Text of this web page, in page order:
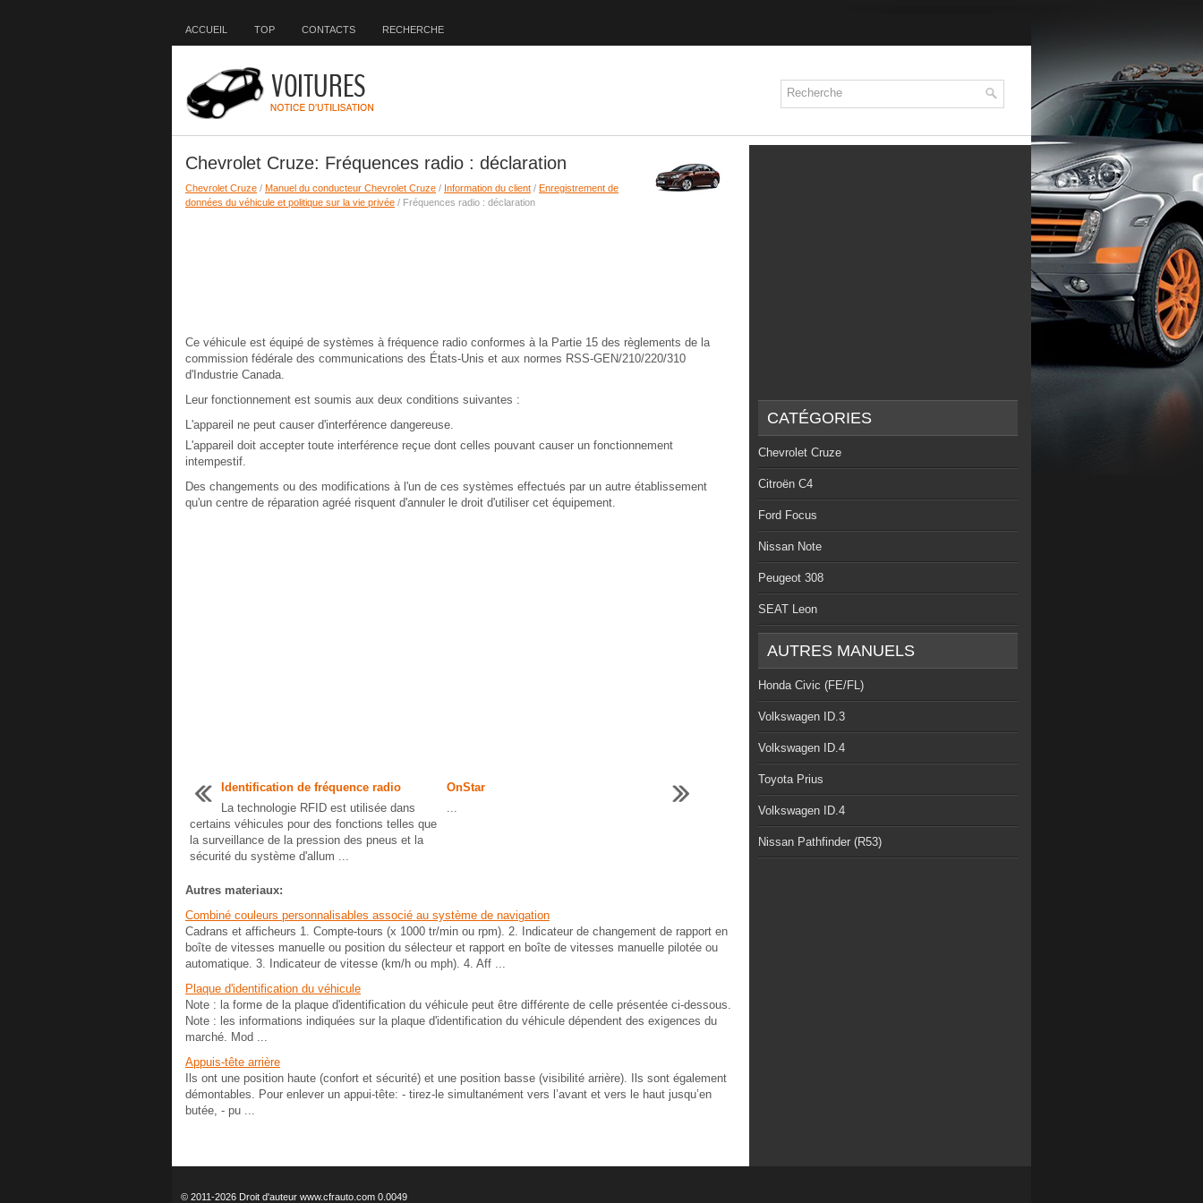
ACCUEIL TOP CONTACTS RECHERCHE
Chevrolet Cruze: Fréquences radio : déclaration
Chevrolet Cruze / Manuel du conducteur Chevrolet Cruze / Information du client / Enregistrement de
données du véhicule et politique sur la vie privée / Fréquences radio : déclaration
Ce véhicule est équipé de systèmes à fréquence radio conformes à la Partie 15 des règlements de la
commission fédérale des communications des États-Unis et aux normes RSS-GEN/210/220/310
d'Industrie Canada.
Leur fonctionnement est soumis aux deux conditions suivantes :
L'appareil ne peut causer d'interférence dangereuse.
L'appareil doit accepter toute interférence reçue dont celles pouvant causer un fonctionnement
intempestif.
Des changements ou des modifications à l'un de ces systèmes effectués par un autre établissement
qu'un centre de réparation agréé risquent d'annuler le droit d'utiliser cet équipement.
Identification de fréquence radio
La technologie RFID est utilisée dans
certains véhicules pour des fonctions telles que
la surveillance de la pression des pneus et la
sécurité du système d'allum ...
OnStar
...
Autres materiaux:
Combiné couleurs personnalisables associé au système de navigation
Cadrans et afficheurs 1. Compte-tours (x 1000 tr/min ou rpm). 2. Indicateur de changement de rapport en
boîte de vitesses manuelle ou position du sélecteur et rapport en boîte de vitesses manuelle pilotée ou
automatique. 3. Indicateur de vitesse (km/h ou mph). 4. Aff ...
Plaque d'identification du véhicule
Note : la forme de la plaque d'identification du véhicule peut être différente de celle présentée ci-dessous.
Note : les informations indiquées sur la plaque d'identification du véhicule dépendent des exigences du
marché. Mod ...
Appuis-tête arrière
Ils ont une position haute (confort et sécurité) et une position basse (visibilité arrière). Ils sont également
démontables. Pour enlever un appui-tête: - tirez-le simultanément vers l’avant et vers le haut jusqu’en
butée, - pu ...
CATÉGORIES
Chevrolet Cruze
Citroën C4
Ford Focus
Nissan Note
Peugeot 308
SEAT Leon
AUTRES MANUELS
Honda Civic (FE/FL)
Volkswagen ID.3
Volkswagen ID.4
Toyota Prius
Volkswagen ID.4
Nissan Pathfinder (R53)
© 2011-2026 Droit d'auteur www.cfrauto.com 0.0049